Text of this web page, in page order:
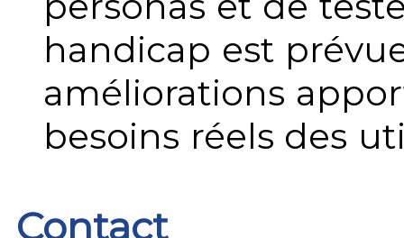
handicap est
améliorations
besoins réels des
Contact